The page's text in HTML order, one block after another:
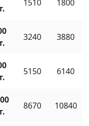
1510 1800
3240 3880
5150 6140
8670 10840